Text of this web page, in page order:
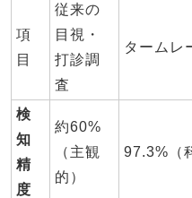
項
目
従来の
目視・
打診調
査
タームレ
検
知
精
度
約60%
（主観
的）
97.3%（